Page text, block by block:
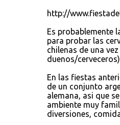
http://
Es probablemente
para probar las
chilenas de una
duenos/
En las fiestas
de un conjunto
alemana, asi que
ambiente muy
diversiones,